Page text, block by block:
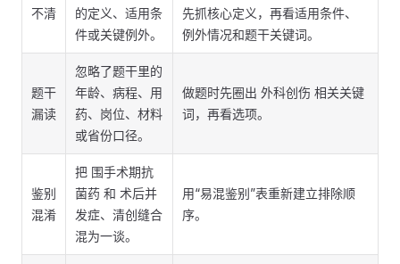
不清
的定义、适用条
件或关键例外。
先抓核心定义，再看适用条件、
例外情况和题干关键词。
题干
漏读
忽略了题干里的
年龄、病程、用
药、岗位、材料
或省份口径。
做题时先圈出 外科创伤 相关关键
词，再看选项。
鉴别
混淆
把 围手术期抗
菌药 和 术后并
发症、清创缝合
混为一谈。
用“易混鉴别”表重新建立排除顺
序。